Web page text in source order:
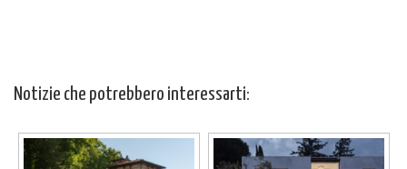
Notizie che potrebbero interessarti: